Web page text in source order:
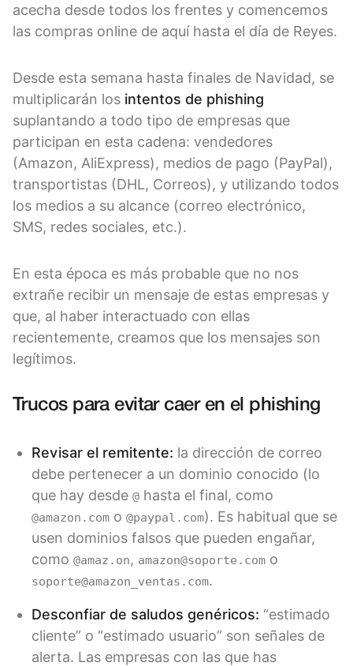
acecha desde todos los frentes y comencemos
las compras online de aquí hasta el día de Reyes.
Desde esta semana hasta finales de Navidad, se
multiplicarán los intentos de phishing
suplantando a todo tipo de empresas que
participan en esta cadena: vendedores
(Amazon, AliExpress), medios de pago (PayPal),
transportistas (DHL, Correos), y utilizando todos
los medios a su alcance (correo electrónico,
SMS, redes sociales, etc.).
En esta época es más probable que no nos
extrañe recibir un mensaje de estas empresas y
que, al haber interactuado con ellas
recientemente, creamos que los mensajes son
legítimos.
Trucos para evitar caer en el phishing
Revisar el remitente: la dirección de correo
debe pertenecer a un dominio conocido (lo
que hay desde @ hasta el final, como
@amazon.com o @paypal.com). Es habitual que se
usen dominios falsos que pueden engañar,
como @amaz.on, amazon@soporte.com o
soporte@amazon_ventas.com.
Desconfiar de saludos genéricos: “estimado
cliente” o “estimado usuario” son señales de
alerta. Las empresas con las que has